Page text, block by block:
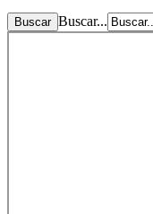
Buscar...